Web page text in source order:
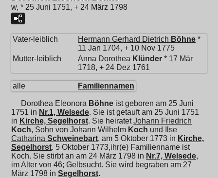
w, * 25 Juni 1751, + 24 März 1798
Vater-leiblich Hermann Gerhard Dietrich Böhne *
11 Jan 1704, + 10 Nov 1775
Mutter-leiblich
Anna Dorothea Klünder * 17 Mär
1718, + 24 Dez 1761
alle Familiennamen
Dorothea Eleonora Böhne ist geboren am 25 Juni
1751 in Nr.1, Welsede. Sie ist getauft am 25 Juni 1751
in Kirche, Segelhorst. Sie heiratetJohann Friedrich
Koch, Sohn von Johann Wilhelm Koch und
Ilse
Catharina Schweinebart, am 5 Oktober 1773 in Kirche,
Segelhorst. 5 Oktober 1773,ihr(e) Familienname ist
Koch. Sie stirbt an am 24 März 1798 in Nr.7, Welsede,
im Alter von 46; Gelbsucht. Sie wird begraben am 27
März 1798 in Segelhorst.